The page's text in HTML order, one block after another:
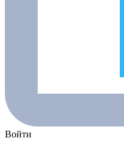
Войти